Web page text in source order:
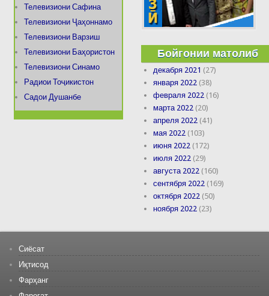
Телевизиони Сафина
Телевизиони Ҷаҳоннамо
Телевизиони Варзиш
Телевизиони Баҳористон
Телевизиони Синамо
Радиои Тоҷикистон
Садои Душанбе
Бойгонии матолиб
декабря 2021 (27)
января 2022 (38)
февраля 2022 (16)
марта 2022 (20)
апреля 2022 (41)
мая 2022 (103)
июня 2022 (172)
июля 2022 (29)
августа 2022 (160)
сентября 2022 (169)
октября 2022 (50)
ноября 2022 (23)
Сиёсат
Иқтисод
Фарҳанг